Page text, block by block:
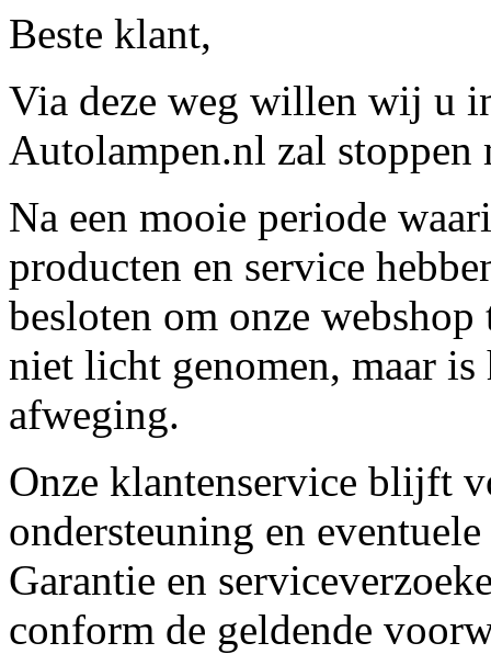
Beste klant,
Via deze weg willen wij u
Autolampen.nl zal stoppen
Na een mooie periode
producten en service
besloten om onze
niet licht genomen, maar
afweging.
Onze klantenservice blijft
ondersteuning en
Garantie en
conform de geldende